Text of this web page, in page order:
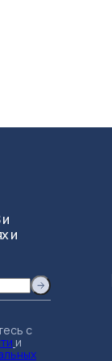
и
с
и